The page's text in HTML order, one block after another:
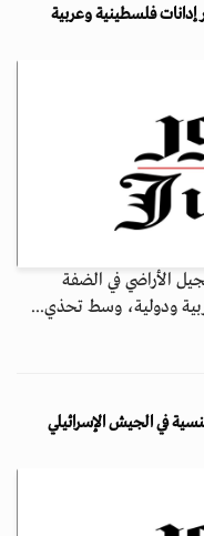
فلسطينية وعربية
الأراضي في الضفة
ودولية، وسط تحذي...